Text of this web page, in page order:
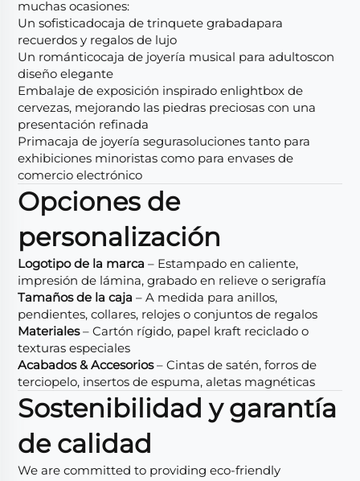
muchas ocasiones:
Un sofisticadocaja de trinquete grabadapara
recuerdos y regalos de lujo
Un románticocaja de joyería musical para adultoscon
diseño elegante
Embalaje de exposición inspirado enlightbox de
cervezas, mejorando las piedras preciosas con una
presentación refinada
Primacaja de joyería segurasoluciones tanto para
exhibiciones minoristas como para envases de
comercio electrónico
Opciones de
personalización
Logotipo de la marca – Estampado en caliente,
impresión de lámina, grabado en relieve o serigrafía
Tamaños de la caja – A medida para anillos,
pendientes, collares, relojes o conjuntos de regalos
Materiales– Cartón rígido, papel kraft reciclado o
texturas especiales
Acabados & Accesorios– Cintas de satén, forros de
terciopelo, insertos de espuma, aletas magnéticas
Sostenibilidad y garantía
de calidad
We are committed to providing eco-friendly